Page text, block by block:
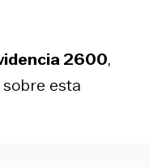
2600,
esta